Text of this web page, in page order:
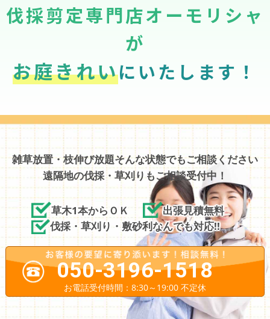
伐採剪定専門店オーモリシャ
が
お庭きれいにいたします！
雑草放置・枝伸び放題そんな状態でもご相談ください
遠隔地の伐採・草刈りもご相談受付中！
草木1本からＯＫ
出張見積無料
伐採・草刈り・敷砂利なんでも対応!!
050-3196-1518
お電話受付時間：8:30～19:00 不定休